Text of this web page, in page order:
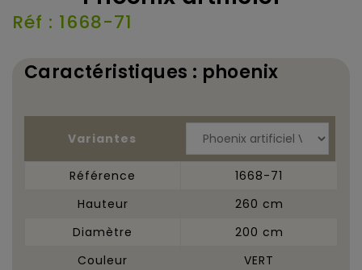
Réf : 1668-71
Caractéristiques : phoenix
Variantes
Référence
1668-71
Hauteur
260 cm
Diamètre
200 cm
Couleur
VERT